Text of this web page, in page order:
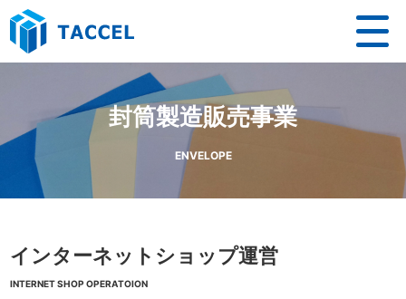
封筒製造販売事業
ENVELOPE
インターネットショップ運営
INTERNET SHOP OPERATOION